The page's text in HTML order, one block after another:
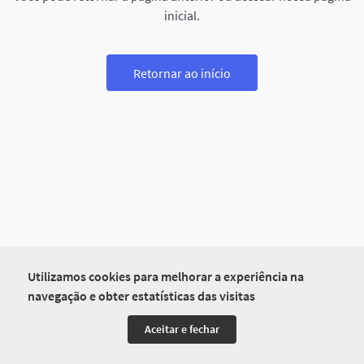
Utilizamos cookies para melhorar a experiência na
navegação e obter estatísticas das visitas
Aceitar e fechar
inicial.
Retornar ao início